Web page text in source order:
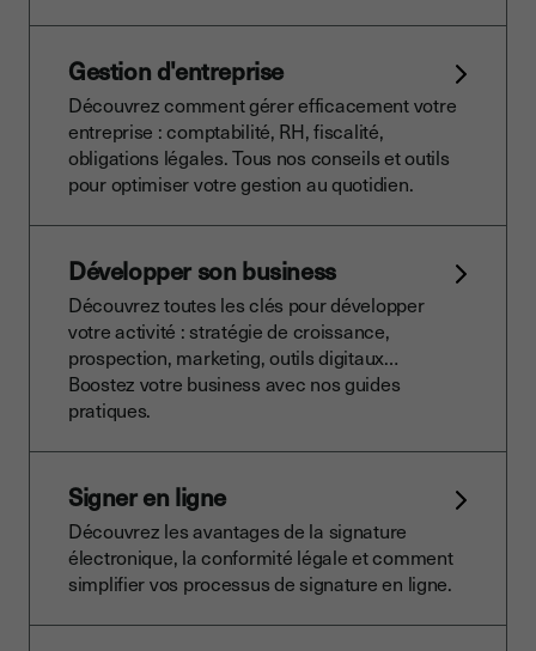
Gestion d'entreprise
Découvrez comment gérer efficacement votre
entreprise : comptabilité, RH, fiscalité,
obligations légales. Tous nos conseils et outils
pour optimiser votre gestion au quotidien.
Développer son business
Découvrez toutes les clés pour développer
votre activité : stratégie de croissance,
prospection, marketing, outils digitaux…
Boostez votre business avec nos guides
pratiques.
Signer en ligne
Découvrez les avantages de la signature
électronique, la conformité légale et comment
simplifier vos processus de signature en ligne.